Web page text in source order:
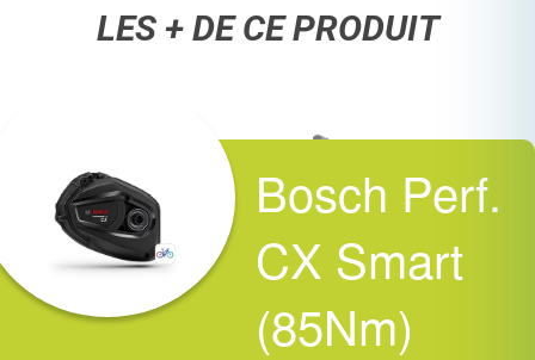
LES + DE CE PRODUIT
Bosch Perf.
CX Smart
(85Nm)